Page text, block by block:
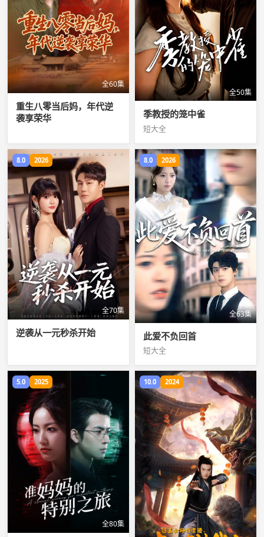
全60集
重生八零当后妈，年代逆
袭享荣华
全50集
季教授的笼中雀
短大全
8.0 2026
全70集
逆袭从一元秒杀开始
8.0 2026
全63集
此爱不负回首
短大全
5.0 2025
全80集
10.0 2024